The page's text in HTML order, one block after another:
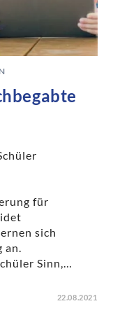
für
sich
an.
Sinn,…
22.08.2021